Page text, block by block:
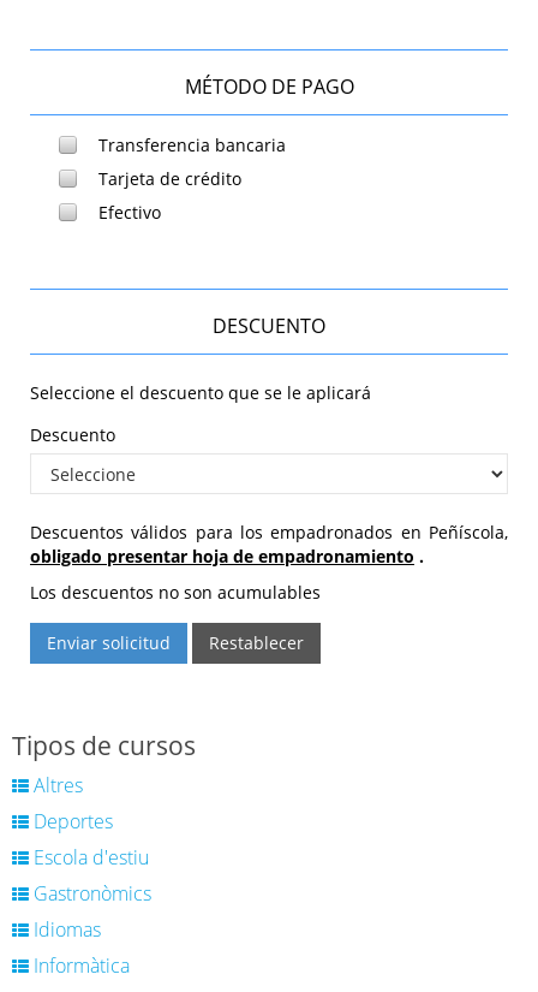
MÉTODO DE PAGO
Transferencia bancaria
Tarjeta de crédito
Efectivo
DESCUENTO
Seleccione el descuento que se le aplicará
Descuento
Descuentos válidos para los empadronados en Peñíscola,
obligado presentar hoja de empadronamiento .
Los descuentos no son acumulables
Enviar solicitud Restablecer
Tipos de cursos
Altres
Deportes
Escola d'estiu
Gastronòmics
Idiomas
Informàtica